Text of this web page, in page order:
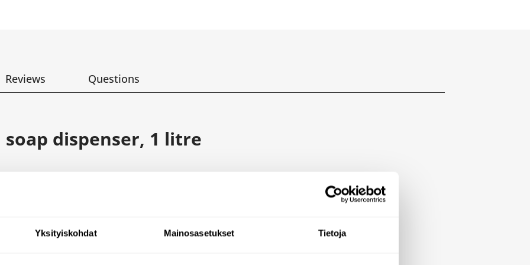
Yksityiskohdat Mainosasetukset Tietoja
Reviews Questions
dispenser, 1 litre
touch operation.
DELABIE key.
and improved hygiene.